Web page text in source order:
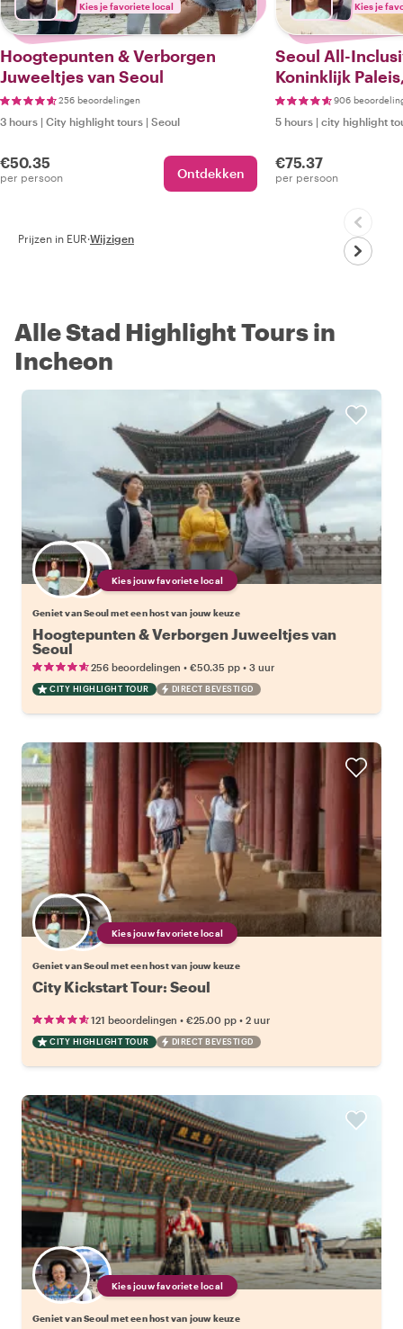
Kies je favoriete local
Hoogtepunten & Verborgen
Juweeltjes van Seoul
256 beoordelingen
3 hours | City highlight tours | Seoul
€50.35
per persoon Ontdekken
Kies je
Seoul All-
Koninklijk
Hanok Dorp
906
5 hours | city highlight
€75.37
per persoon
Prijzen in EUR·Wijzigen
Alle Stad Highlight Tours in
Incheon
Kies jouw favoriete local
Geniet van Seoul met een host van jouw keuze
Hoogtepunten & Verborgen Juweeltjes van
Seoul
256 beoordelingen • €50.35 pp • 3 uur
CITY HIGHLIGHT TOUR DIRECT BEVESTIGD
Kies jouw favoriete local
Geniet van Seoul met een host van jouw keuze
City Kickstart Tour: Seoul
121 beoordelingen • €25.00 pp • 2 uur
CITY HIGHLIGHT TOUR DIRECT BEVESTIGD
Kies jouw favoriete local
Geniet van Seoul met een host van jouw keuze